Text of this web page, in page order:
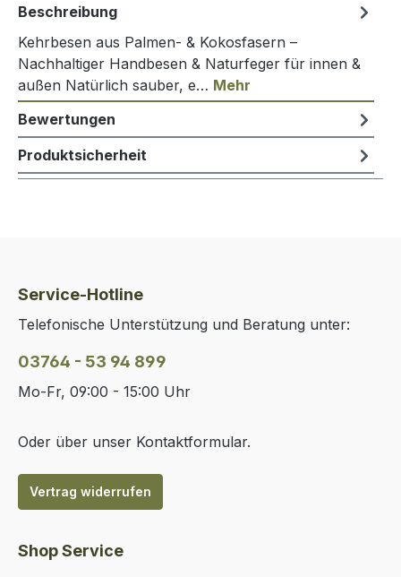
Beschreibung
Kehrbesen aus Palmen- & Kokosfasern –
Nachhaltiger Handbesen & Naturfeger für innen &
außen Natürlich sauber, e… Mehr
Bewertungen
Produktsicherheit
Service-Hotline
Telefonische Unterstützung und Beratung unter:
03764 - 53 94 899
Mo-Fr, 09:00 - 15:00 Uhr
Oder über unser Kontaktformular.
Vertrag widerrufen
Shop Service